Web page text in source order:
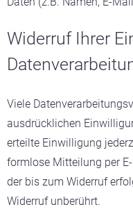
Widerruf Ihrer
Viele
ausdrücklichen
erteilte Einwilligung
formlose Mitteilung per
der bis zum Widerruf
Widerruf unberührt.